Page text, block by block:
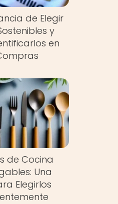
de Elegir
y
en
de Cocina
Una
Elegirlos